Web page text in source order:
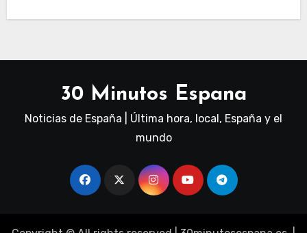
30 Minutos Espana
Noticias de España | Última hora, local, España y el
mundo